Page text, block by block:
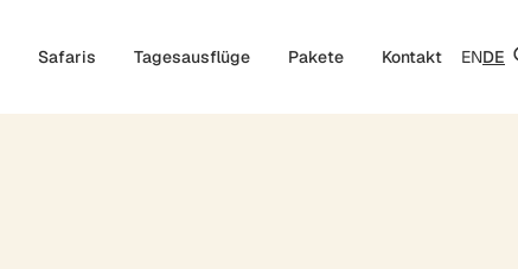
Safaris Tagesausflüge Pakete Kontakt ENDE